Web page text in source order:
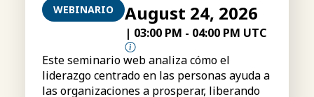
WEBINARIO August 24, 2026
| 03:00 PM - 04:00 PM UTC
Este seminario web analiza cómo el
liderazgo centrado en las personas ayuda a
las organizaciones a prosperar, liberando